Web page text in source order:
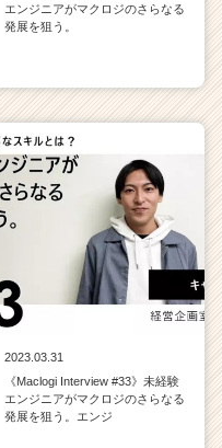
エンジニアがマクロジのさらなる
発展を狙う。
2023.03.31
《Maclogi Interview #33》未経験
エンジニアがマクロジのさらなる
発展を狙う。エンジ